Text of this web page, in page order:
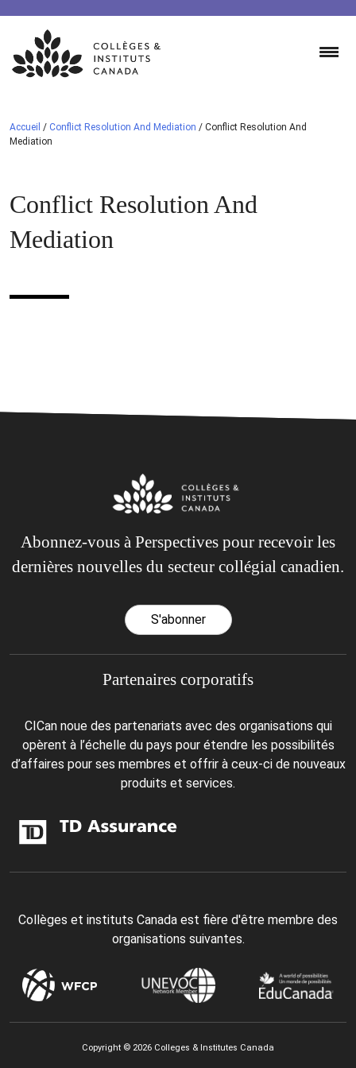
Skip
content
Accueil / Conflict Resolution And Mediation / Conflict Resolution And
Mediation
Conflict Resolution And
Mediation
Abonnez-vous à Perspectives pour recevoir les
dernières nouvelles du secteur collégial canadien.
S'abonner
Partenaires corporatifs
CICan noue des partenariats avec des organisations qui
opèrent à l’échelle du pays pour étendre les possibilités
d’affaires pour ses membres et offrir à ceux-ci de nouveaux
produits et services.
Collèges et instituts Canada est fière d'être membre des
organisations suivantes.
Copyright © 2026 Colleges & Institutes Canada